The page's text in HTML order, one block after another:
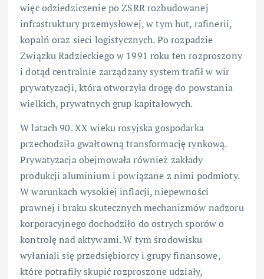
więc odziedziczenie po ZSRR rozbudowanej
infrastruktury przemysłowej, w tym hut, rafinerii,
kopalń oraz sieci logistycznych. Po rozpadzie
Związku Radzieckiego w 1991 roku ten rozproszony
i dotąd centralnie zarządzany system trafił w wir
prywatyzacji, która otworzyła drogę do powstania
wielkich, prywatnych grup kapitałowych.
W latach 90. XX wieku rosyjska gospodarka
przechodziła gwałtowną transformację rynkową.
Prywatyzacja obejmowała również zakłady
produkcji aluminium i powiązane z nimi podmioty.
W warunkach wysokiej inflacji, niepewności
prawnej i braku skutecznych mechanizmów nadzoru
korporacyjnego dochodziło do ostrych sporów o
kontrolę nad aktywami. W tym środowisku
wyłaniali się przedsiębiorcy i grupy finansowe,
które potrafiły skupić rozproszone udziały,